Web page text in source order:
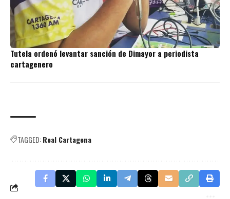
Tutela ordenó levantar sanción de Dimayor a periodista
cartagenero
TAGGED:Real Cartagena